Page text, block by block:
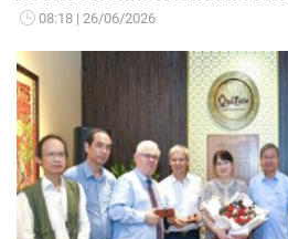
08:18 26/06/2026